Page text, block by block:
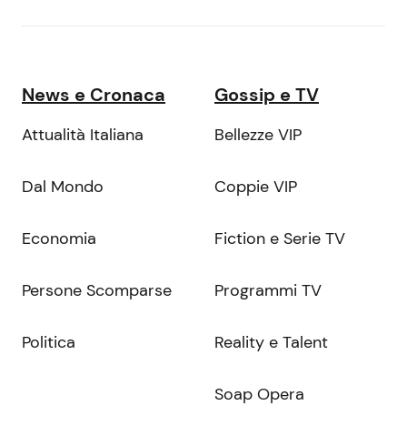
News e Cronaca
Attualità Italiana
Dal Mondo
Economia
Persone Scomparse
Politica
Gossip e TV
Bellezze VIP
Coppie VIP
Fiction e Serie TV
Programmi TV
Reality e Talent
Soap Opera